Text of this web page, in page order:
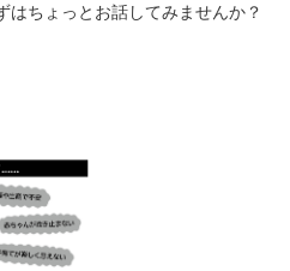
はちょっとお話してみませんか？